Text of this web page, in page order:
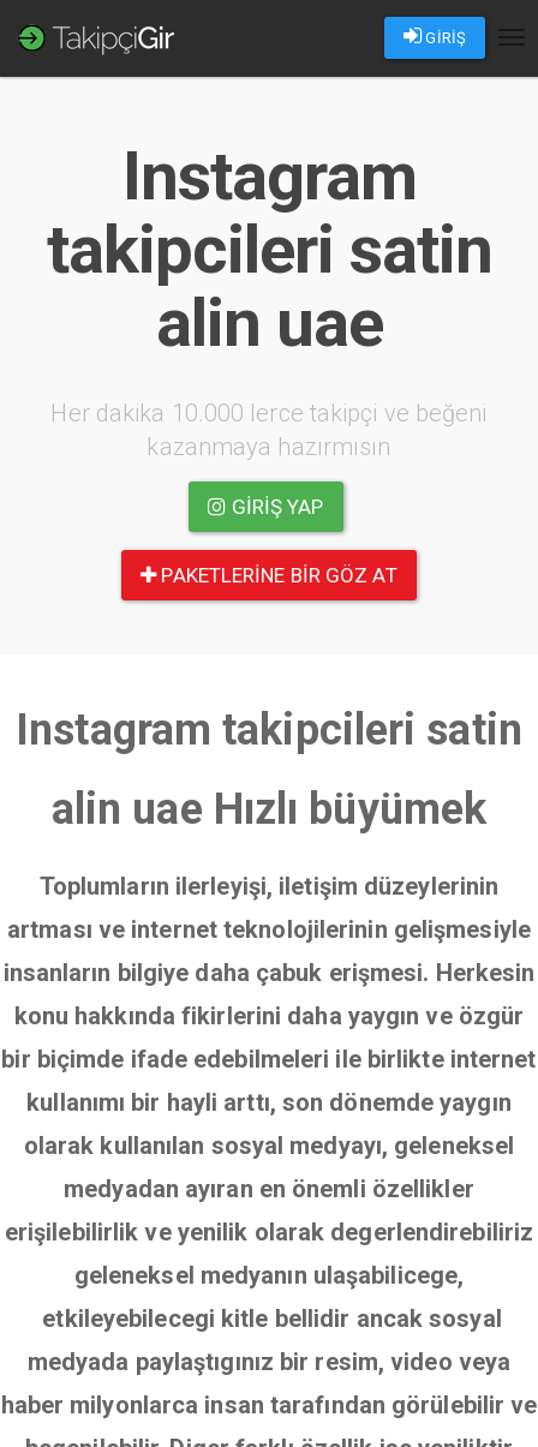
GİRİŞ
Instagram
takipcileri satin
alin uae
Her dakika 10.000 lerce takipçi ve beğeni
kazanmaya hazırmısın
GIRIŞ YAP
PAKETLERINE BIR GÖZ AT
Instagram takipcileri satin
alin uae Hızlı büyümek
Toplumların ilerleyişi, iletişim düzeylerinin
artması ve internet teknolojilerinin gelişmesiyle
insanların bilgiye daha çabuk erişmesi. Herkesin
konu hakkında fikirlerini daha yaygın ve özgür
bir biçimde ifade edebilmeleri ile birlikte internet
kullanımı bir hayli arttı, son dönemde yaygın
olarak kullanılan sosyal medyayı, geleneksel
medyadan ayıran en önemli özellikler
erişilebilirlik ve yenilik olarak degerlendirebiliriz
geleneksel medyanın ulaşabilicege,
etkileyebilecegi kitle bellidir ancak sosyal
medyada paylaştıgınız bir resim, video veya
haber milyonlarca insan tarafından görülebilir ve